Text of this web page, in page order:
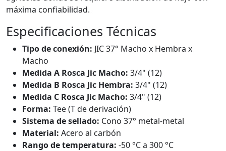
máxima confiabilidad.
Especificaciones Técnicas
Tipo de conexión: JIC 37° Macho x Hembra x
Macho
Medida A Rosca Jic Macho: 3/4" (12)
Medida B Rosca Jic Hembra: 3/4" (12)
Medida C Rosca Jic Macho: 3/4" (12)
Forma: Tee (T de derivación)
Sistema de sellado: Cono 37° metal-metal
Material: Acero al carbón
Rango de temperatura: -50 °C a 300 °C